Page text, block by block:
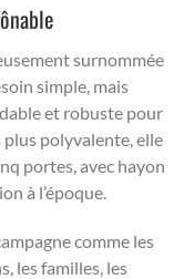
surnommée
simple, mais
et robuste pour
plus polyvalente, elle
portes, avec hayon
à l’époque.
comme les
les familles, les